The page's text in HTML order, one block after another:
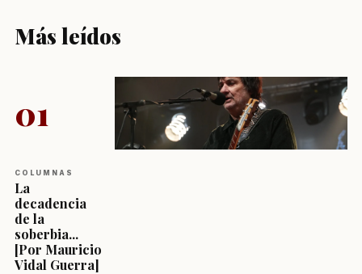
Más leídos
01
COLUMNAS
La
decadencia
de la
soberbia...
[Por Mauricio
Vidal Guerra]